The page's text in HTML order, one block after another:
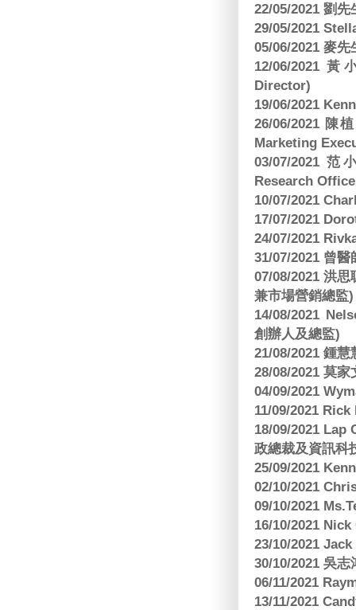
22/05/2021 劉
29/05/2021
05/06/2021 麥
12/06/2021
Director)
19/06/2021
26/06/2021 陳
Marketing
03/07/2021 范
Research
10/07/2021
17/07/2021
24/07/2021
31/07/2021 曾
07/08/2021 洪
兼市場營銷總監)
14/08/2021
創辦人及總監)
21/08/2021 鍾
28/08/2021 莫
04/09/2021
11/09/2021
18/09/2021
政總裁及資訊科
25/09/2021
02/10/2021
09/10/2021
16/10/2021
23/10/2021
30/10/2021 吳
06/11/2021
13/11/2021